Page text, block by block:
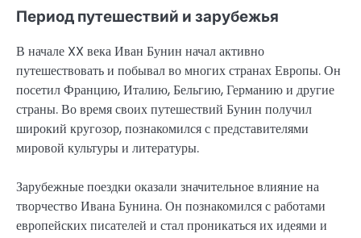
Период путешествий и зарубежья
В начале XX века Иван Бунин начал активно
путешествовать и побывал во многих странах Европы. Он
посетил Францию, Италию, Бельгию, Германию и другие
страны. Во время своих путешествий Бунин получил
широкий кругозор, познакомился с представителями
мировой культуры и литературы.
Зарубежные поездки оказали значительное влияние на
творчество Ивана Бунина. Он познакомился с работами
европейских писателей и стал проникаться их идеями и